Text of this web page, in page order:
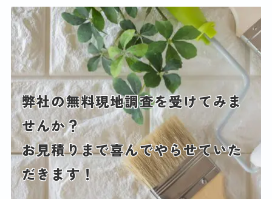
弊社の無料現地調査を受けてみま
せんか？
お見積りまで喜んでやらせていた
だきます！